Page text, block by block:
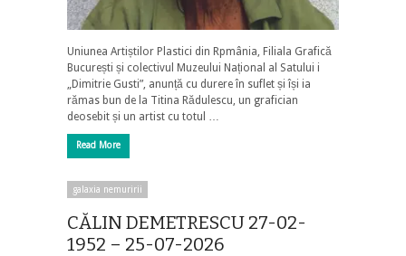
Uniunea Artiștilor Plastici din Rpmânia, Filiala Grafică
București și colectivul Muzeului Național al Satului i
„Dimitrie Gusti”, anunță cu durere în suflet și își ia
rămas bun de la Titina Rădulescu, un grafician
deosebit și un artist cu totul …
Read More
galaxia nemuririi
CĂLIN DEMETRESCU 27-02-
1952 – 25-07-2026